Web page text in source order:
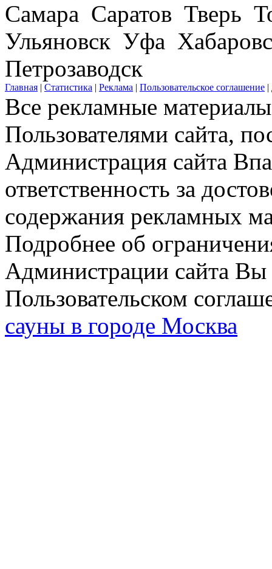
Самара Саратов Тверь
Ульяновск Уфа
Петрозаводск
Главная | Статистика | Реклама | Пользовательское соглашение |
Все рекламные
Пользователями сайта,
Администрация сайта
ответственность за
содержания рекламных
Подробнее об
Администрации сайта Вы
Пользовательском
сауны в городе Москва